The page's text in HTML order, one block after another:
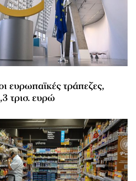
ευρωπαϊκές τράπεζες,
τρισ. ευρώ